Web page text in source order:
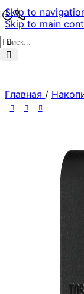
Skip to
Skip to main
Главная /